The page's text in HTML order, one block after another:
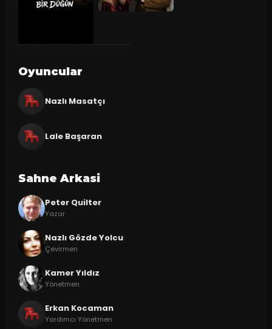
Oyuncular
Nazlı Masatçı
Lale Başaran
Sahne Arkasi
Peter Quilter
Yazar
Nazlı Gözde Yolcu
Çevirmen
Kamer Yıldız
Yönetmen
Erkan Kocaman
Yardımcı Yönetmen